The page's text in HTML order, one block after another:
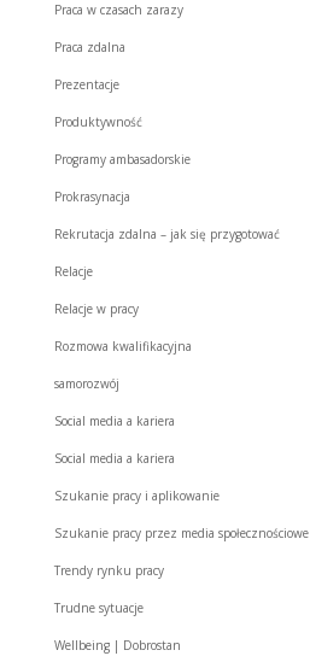
Praca w czasach zarazy
Praca zdalna
Prezentacje
Produktywność
Programy ambasadorskie
Prokrasynacja
Rekrutacja zdalna – jak się przygotować
Relacje
Relacje w pracy
Rozmowa kwalifikacyjna
samorozwój
Social media a kariera
Social media a kariera
Szukanie pracy i aplikowanie
Szukanie pracy przez media społecznościowe
Trendy rynku pracy
Trudne sytuacje
Wellbeing | Dobrostan